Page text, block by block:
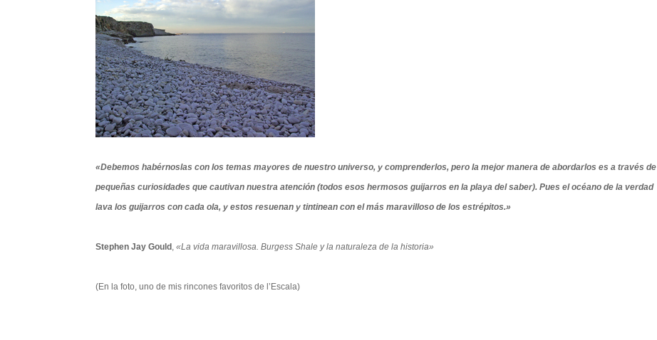
«Debemos habérnoslas con los temas mayores de nuestro universo, y comprenderlos, pero la mejor manera de abordarlos es a través de
pequeñas curiosidades que cautivan nuestra atención (todos esos hermosos guijarros en la playa del saber). Pues el océano de la verdad
lava los guijarros con cada ola, y estos resuenan y tintinean con el más maravilloso de los estrépitos.»
Stephen Jay Gould ,«La vida maravillosa. Burgess Shale y la naturaleza de la historia»
(En la foto, uno de mis rincones favoritos de l’Escala)